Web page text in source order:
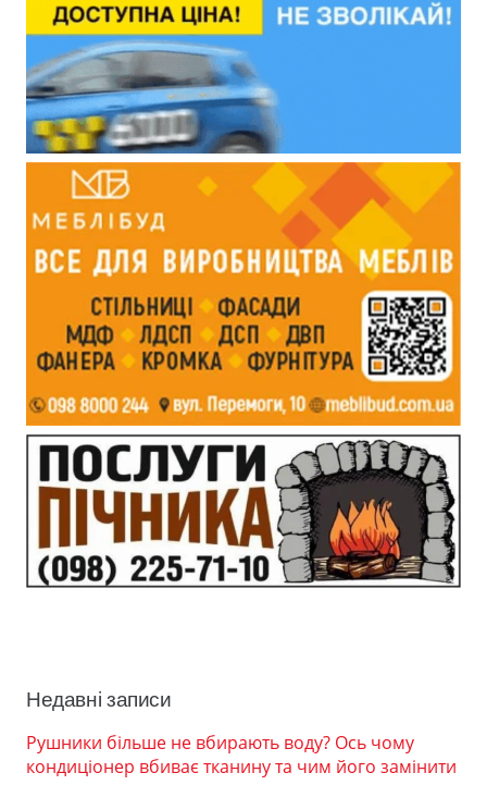
Недавні записи
Рушники більше не вбирають воду? Ось чому
кондиціонер вбиває тканину та чим його замінити